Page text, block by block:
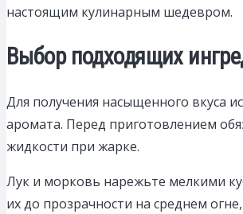
настоящим кулинарным шедевром.
Выбор подходящих
Для получения насыщенного вкуса
аромата. Перед приготовлением
жидкости при жарке.
Лук и морковь нарежьте мелкими
их до прозрачности на среднем